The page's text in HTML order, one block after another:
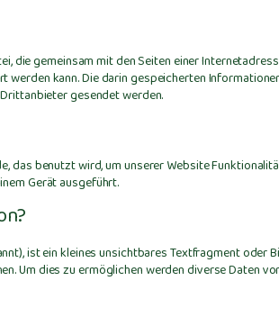
die gemeinsam mit den Seiten einer
werden kann. Die darin gespeicherten
gesendet werden.
das benutzt wird, um unserer Website
Gerät ausgeführt.
ist ein kleines unsichtbares Textfragment oder
Um dies zu ermöglichen werden diverse Daten